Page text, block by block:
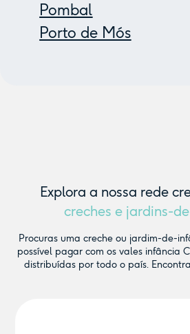
Pombal
Porto de Mós
Explora a nossa rede
creches e jardins-
Procuras uma creche ou jardim-de-
possível pagar com os vales infância
distribuídas por todo o país.